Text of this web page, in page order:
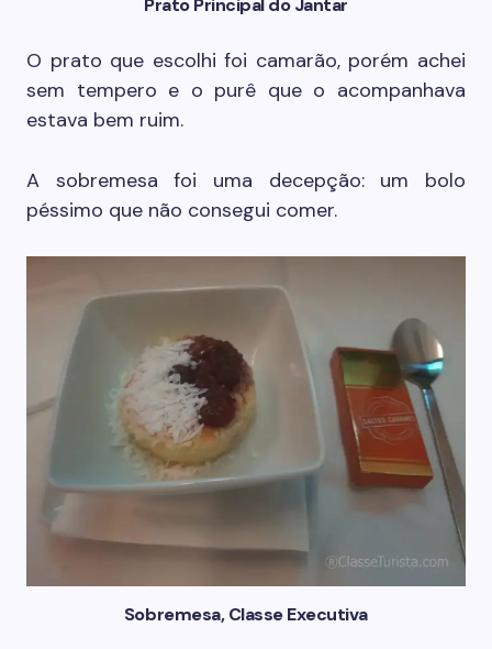
Prato Principal do Jantar
O prato que escolhi foi camarão, porém achei
sem tempero e o purê que o acompanhava
estava bem ruim.
A sobremesa foi uma decepção: um bolo
péssimo que não consegui comer.
Sobremesa, Classe Executiva